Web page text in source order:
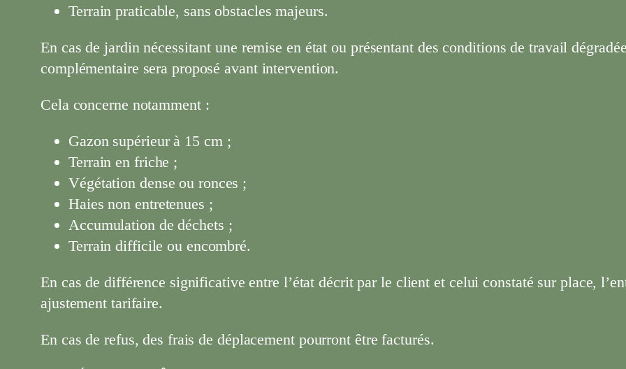
Terrain praticable, sans obstacles majeurs.
En cas de jardin nécessitant une remise en état ou présentant des conditions de travail
complémentaire sera proposé avant intervention.
Cela concerne notamment :
Gazon supérieur à 15 cm ;
Terrain en friche ;
Végétation dense ou ronces ;
Haies non entretenues ;
Accumulation de déchets ;
Terrain difficile ou encombré.
En cas de différence significative entre l’état décrit par le client et celui constaté sur place,
ajustement tarifaire.
En cas de refus, des frais de déplacement pourront être facturés.